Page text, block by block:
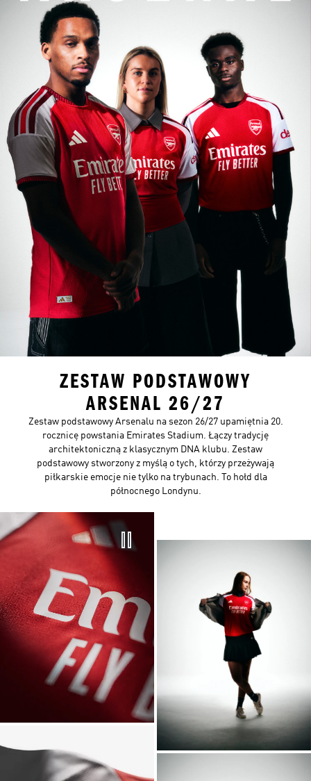
ZESTAW PODSTAWOWY
ARSENAL 26/27
Zestaw podstawowy Arsenalu na sezon 26/27 upamiętnia 20.
rocznicę powstania Emirates Stadium. Łączy tradycję
architektoniczną z klasycznym DNA klubu. Zestaw
podstawowy stworzony z myślą o tych, którzy przeżywają
piłkarskie emocje nie tylko na trybunach. To hołd dla
północnego Londynu.